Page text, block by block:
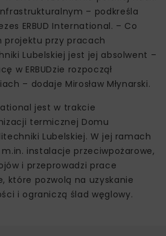
– podkreśla
ERBUD International. – Co
projektu przy pracach
Lubelskiej jest jej absolwent –
w ERBUDzie rozpoczął
– dodaje Mirosław Młynarski.
jest w trakcie
termicznej Domu
Lubelskiej. W jej ramach
instalacje przeciwpożarowe,
i przeprowadzi prace
które pozwolą na uzyskanie
i ograniczą ślad węglowy.